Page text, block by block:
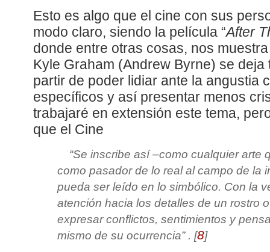
Esto es algo que el cine con sus
modo claro, siendo la película “After
donde entre otras cosas, nos
Kyle Graham (Andrew Byrne) se
partir de poder lidiar ante la angustia
específicos y así presentar menos
trabajaré en extensión este tema,
que el Cine
“Se inscribe así –como cualquier arte
como pasador de lo real al campo de la
pueda ser leído en lo simbólico. Con la
atención hacia los detalles de un rostro
expresar conflictos, sentimientos y
mismo de su ocurrencia” . [8]